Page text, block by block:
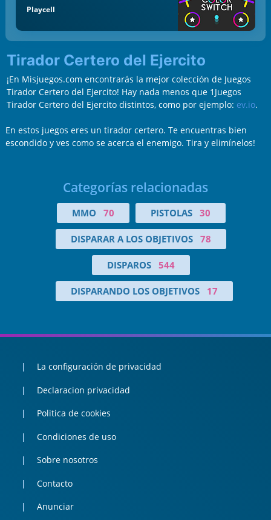
Playcell
Tirador Certero del Ejercito
¡En Misjuegos.com encontrarás la mejor colección de Juegos
Tirador Certero del Ejercito! Hay nada menos que 1Juegos
Tirador Certero del Ejercito distintos, como por ejemplo: ev.io.
En estos juegos eres un tirador certero. Te encuentras bien
escondido y ves como se acerca el enemigo. Tira y elimínelos!
Categorías relacionadas
MMO 70 PISTOLAS 30
DISPARAR A LOS OBJETIVOS 78
DISPAROS 544
DISPARANDO LOS OBJETIVOS 17
La configuración de privacidad
Declaracion privacidad
Politica de cookies
Condiciones de uso
Sobre nosotros
Contacto
Anunciar